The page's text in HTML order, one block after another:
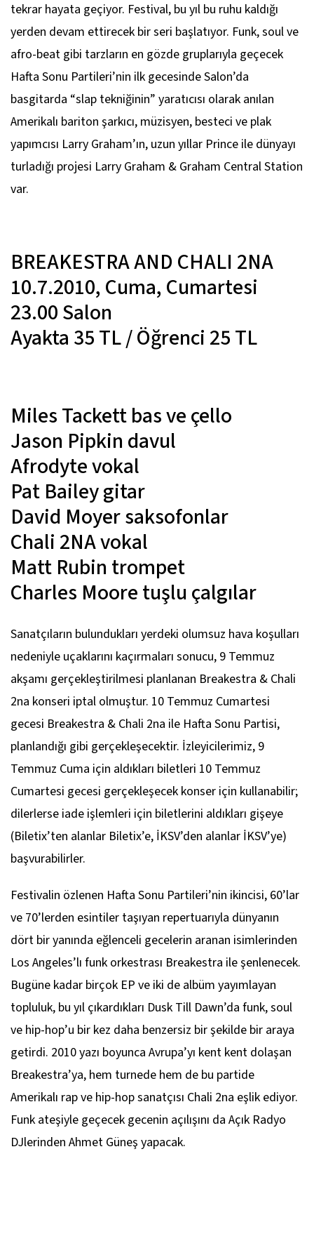
tekrar hayata geçiyor. Festival, bu yıl bu ruhu kaldığı
yerden devam ettirecek bir seri başlatıyor. Funk, soul ve
afro-beat gibi tarzların en gözde gruplarıyla geçecek
Hafta Sonu Partileri’nin ilk gecesinde Salon’da
basgitarda “slap tekniğinin” yaratıcısı olarak anılan
Amerikalı bariton şarkıcı, müzisyen, besteci ve plak
yapımcısı Larry Graham’ın, uzun yıllar Prince ile dünyayı
turladığı projesi Larry Graham & Graham Central Station
var.
BREAKESTRA AND CHALI 2NA
10.7.2010, Cuma, Cumartesi
23.00 Salon
Ayakta 35 TL / Öğrenci 25 TL
Miles Tackettbas ve çello
Jason Pipkin davul
Afrodytevokal
Pat Baileygitar
David Moyersaksofonlar
Chali 2NAvokal
Matt Rubin trompet
Charles Mooretuşlu çalgılar
Sanatçıların bulundukları yerdeki olumsuz hava koşulları
nedeniyle uçaklarını kaçırmaları sonucu, 9 Temmuz
akşamı gerçekleştirilmesi planlanan Breakestra & Chali
2na konseri iptal olmuştur. 10 Temmuz Cumartesi
gecesi Breakestra & Chali 2na ile Hafta Sonu Partisi,
planlandığı gibi gerçekleşecektir. İzleyicilerimiz, 9
Temmuz Cuma için aldıkları biletleri 10 Temmuz
Cumartesi gecesi gerçekleşecek konser için kullanabilir;
dilerlerse iade işlemleri için biletlerini aldıkları gişeye
(Biletix’ten alanlar Biletix’e, İKSV’den alanlar İKSV’ye)
başvurabilirler.
Festivalin özlenen Hafta Sonu Partileri’nin ikincisi, 60’lar
ve 70’lerden esintiler taşıyan repertuarıyla dünyanın
dört bir yanında eğlenceli gecelerin aranan isimlerinden
Los Angeles’lı funk orkestrası Breakestra ile şenlenecek.
Bugüne kadar birçok EP ve iki de albüm yayımlayan
topluluk, bu yıl çıkardıkları Dusk Till Dawn’da funk, soul
ve hip-hop’u bir kez daha benzersiz bir şekilde bir araya
getirdi. 2010 yazı boyunca Avrupa’yı kent kent dolaşan
Breakestra’ya, hem turnede hem de bu partide
Amerikalı rap ve hip-hop sanatçısı Chali 2na eşlik ediyor.
Funk ateşiyle geçecek gecenin açılışını da Açık Radyo
DJlerinden Ahmet Güneş yapacak.